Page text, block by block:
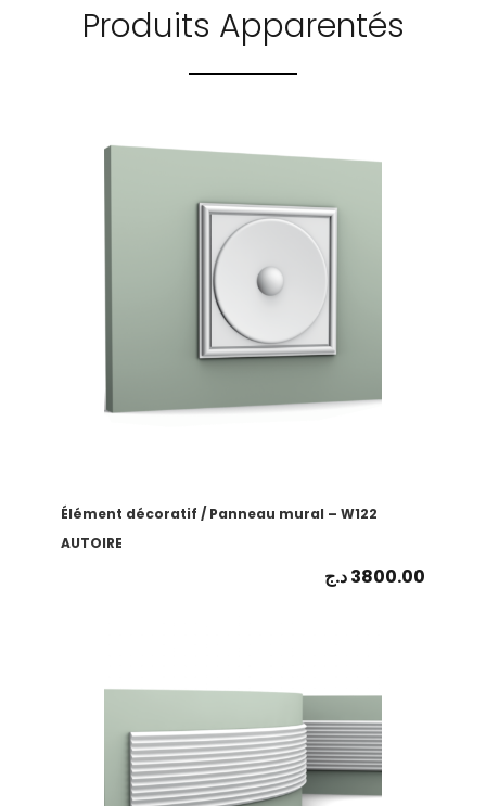
Produits Apparentés
Élément décoratif / Panneau mural – W122
AUTOIRE
3800.00د.ج